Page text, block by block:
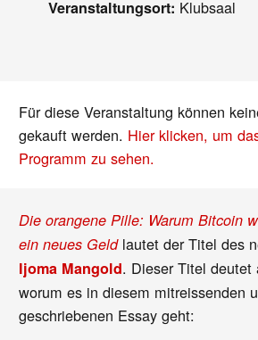
Veranstaltungsort: Klubsaal
Für diese Veranstaltung können
gekauft werden. Hier klicken, um
Programm zu sehen.
Die orangene Pille: Warum Bitcoin
ein neues Geld lautet der Titel des
Ijoma Mangold. Dieser Titel deutet
worum es in diesem mitreissenden
geschriebenen Essay geht: